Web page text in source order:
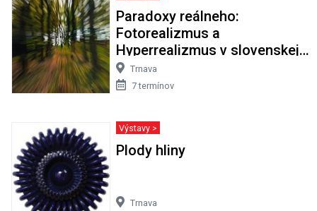
Paradoxy reálneho:
Fotorealizmus a
Hyperrealizmus v slovenskej
maľbe
Trnava
7 termínov
Výstavy >
Plody hliny
Trnava